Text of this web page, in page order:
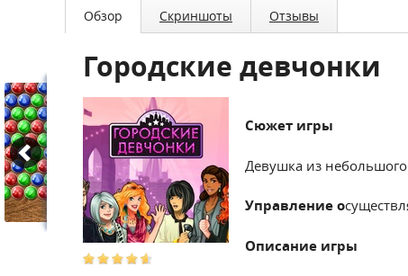
Обзор Скриншоты Отзывы
Городские девчонки
Сюжет игры
Девушка из
Управление о
Описание игры